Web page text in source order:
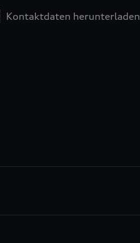
Kontaktdaten herunterladen